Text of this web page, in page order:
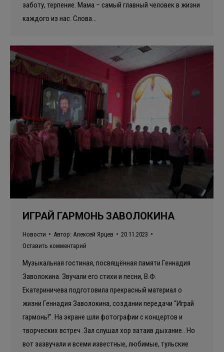
заботу, терпение. Мама – самый главный человек в жизни
каждого из нас. Слова…
ИГРАЙ ГАРМОНЬ ЗАВОЛОКИНА
Новости Автор: Алексей Ярцев
20.11.2023
Оставить комментарий
Музыкальная гостиная, посвящённая памяти Геннадия
Заволокина. Звучали его стихи и песни, В.Ф.
Екатериничева подготовила прекрасный материал о
жизни Геннадия Заволокина, создании передачи “Играй
гармонь!”. На экране шли фотографии с концертов и
творческих встреч .Зал слушал хор затаив дыхание.. Но
вот зазвучали и всеми известные, любимые, тульские